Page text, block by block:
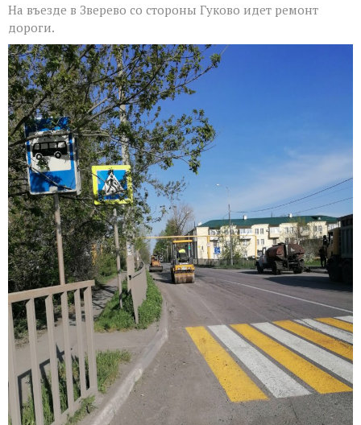
На въезде в Зверево со стороны Гуково идет ремонт
дороги.